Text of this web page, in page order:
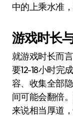
中的上乘水准
游戏时长
就游戏时长而
要12-18小时完
容、收集全部
间可能会翻倍
来说相当厚道